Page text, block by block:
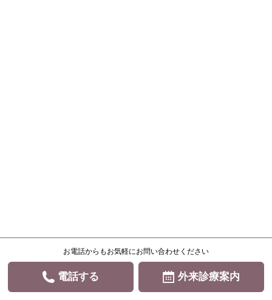
お電話からもお気軽にお問い合わせください
電話する 外来診療案内